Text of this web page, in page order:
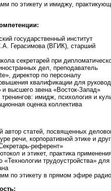
по этикету и имиджу,
государственный институт
Герасимова (ВГИК), старший
секретарей при
дел, преподаватель
директор по персоналу
квалификации для
и высшего звена «Восток-Запад»
имидж, психология и
оценка коллектива
автор статей, посвященных
речи, корпоративной этике и
референт»
и этикет, практика
«Технологии трудоустройства»
по этикету в прямом эфире